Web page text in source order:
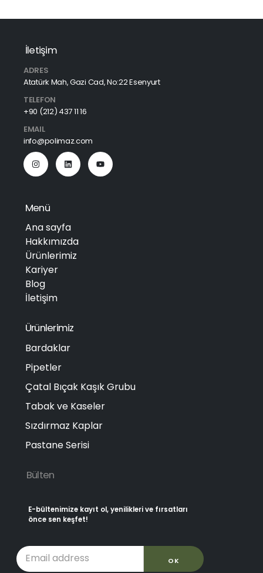
İletişim
ADRES
Atatürk Mah, Gazi Cad, No:22 Esenyurt
TELEFON
+90 (212) 437 11 16
EMAIL
info@polimaz.com
Menü
Ana sayfa
Hakkımızda
Ürünlerimiz
Kariyer
Blog
İletişim
Ürünlerimiz
Bardaklar
Pipetler
Çatal Bıçak Kaşık Grubu
Tabak ve Kaseler
Sızdırmaz Kaplar
Pastane Serisi
Bülten
E-bültenimize kayıt ol, yenilikleri ve fırsatları
önce sen keşfet!